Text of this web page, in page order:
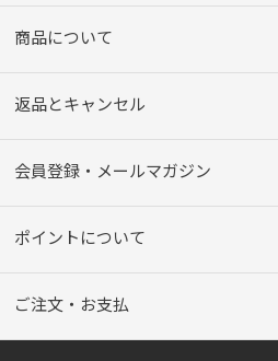
商品について
返品とキャンセル
会員登録・メールマガジン
ポイントについて
ご注文・お支払